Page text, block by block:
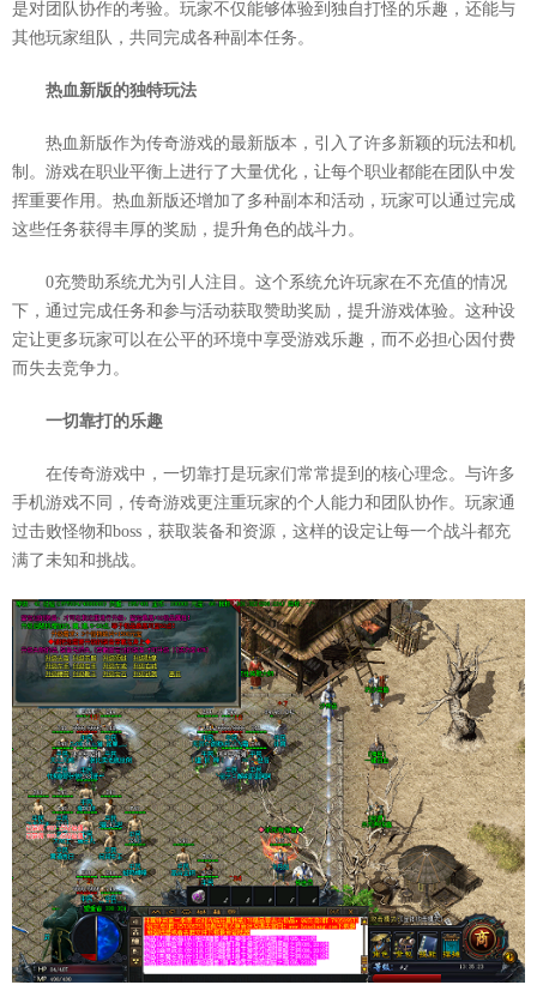
是对团队协作的考验。玩家不仅能够体验到独自打怪的乐趣，还能与
其他玩家组队，共同完成各种副本任务。
热血新版的独特玩法
热血新版作为传奇游戏的最新版本，引入了许多新颖的玩法和机
制。游戏在职业平衡上进行了大量优化，让每个职业都能在团队中发
挥重要作用。热血新版还增加了多种副本和活动，玩家可以通过完成
这些任务获得丰厚的奖励，提升角色的战斗力。
0充赞助系统尤为引人注目。这个系统允许玩家在不充值的情况
下，通过完成任务和参与活动获取赞助奖励，提升游戏体验。这种设
定让更多玩家可以在公平的环境中享受游戏乐趣，而不必担心因付费
而失去竞争力。
一切靠打的乐趣
在传奇游戏中，一切靠打是玩家们常常提到的核心理念。与许多
手机游戏不同，传奇游戏更注重玩家的个人能力和团队协作。玩家通
过击败怪物和boss，获取装备和资源，这样的设定让每一个战斗都充
满了未知和挑战。